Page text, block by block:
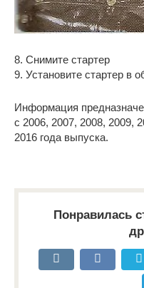
8. Снимите стартер
9. Установите стартер в
Информация
с 2006, 2007, 2008, 2009,
2016 года выпуска.
Понравилась